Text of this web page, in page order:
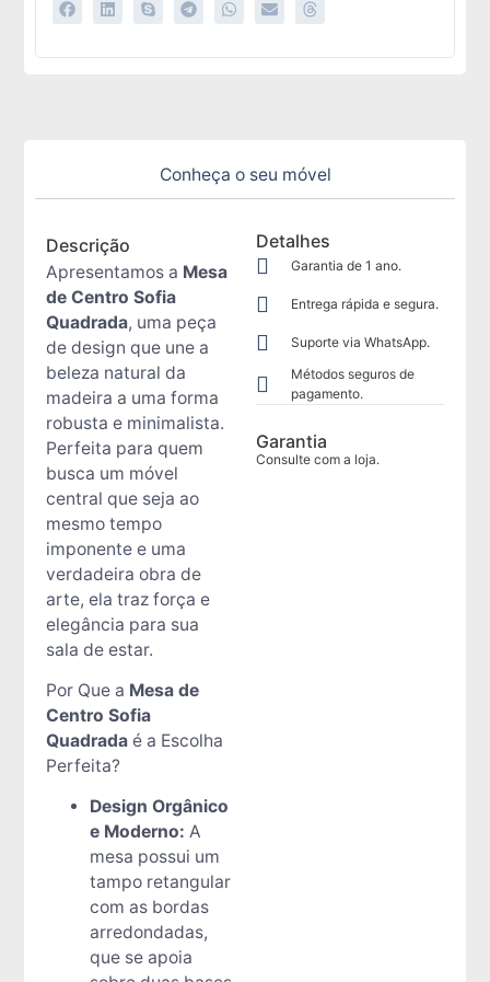
Conheça o seu móvel
Descrição
Apresentamos a Mesa
de Centro Sofia
Quadrada, uma peça
de design que une a
beleza natural da
madeira a uma forma
robusta e minimalista.
Perfeita para quem
busca um móvel
central que seja ao
mesmo tempo
imponente e uma
verdadeira obra de
arte, ela traz força e
elegância para sua
sala de estar.
Por Que a Mesa de
Centro Sofia
Quadradaé a Escolha
Perfeita?
Design Orgânico
e Moderno: A
mesa possui um
tampo retangular
com as bordas
arredondadas,
que se apoia
Detalhes
Garantia de 1 ano.
Entrega rápida e segura.
Suporte via WhatsApp.
Métodos seguros de
pagamento.
Garantia
Consulte com a loja.